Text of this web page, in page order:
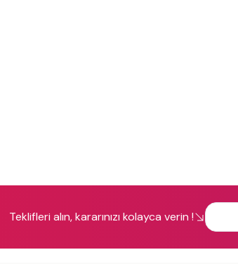
Teklifleri alın, kararınızı kolayca verin !